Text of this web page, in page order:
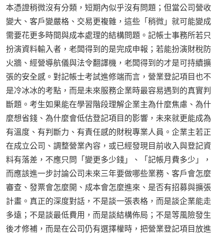
本憑證稍微沒有分類，短期內似乎沒有問題；但當公司營收
變大、客戶變嚴格、交易更複雜，這些「稍微」就可能變成
需要花更多時間與成本處理的結構問題。記帳士事務所若只
扮演資料輸入者，老闆得到的是完成申報；若能扮演財稅防
火牆、經營導航儀與法令翻譯機，老闆得到的才是可持續擴
張的安全感。對記帳士考試進修端而言，營業登記項目也不
是冷冰冰的考點，而是未來服務企業時最容易遇到的真實判
斷題。考生如果能在學習階段理解企業主為什麼焦慮、為什
麼想省錢、為什麼會低估登記項目的影響，未來就更能成為
有溫度、有判斷力、有責任感的財稅專業人員。企業主若正
在成立公司、調整營業內容，或已經發現目前收入與登記資
料有落差，不應只問「變更多少錢」、「記帳月費多少」，
而應該進一步討論公司未來三年要做哪些業務、客戶會怎麼
審查、發票會怎麼開、成本會怎麼進來、是否有招募與擴張
計畫。真正的深度對話，不是談一張表格，而是談企業能走
多遠；不是談最低費用，而是談結構佈局；不是等風險發生
後才修補，而是在公司仍有選擇權時，把營業登記項目放進